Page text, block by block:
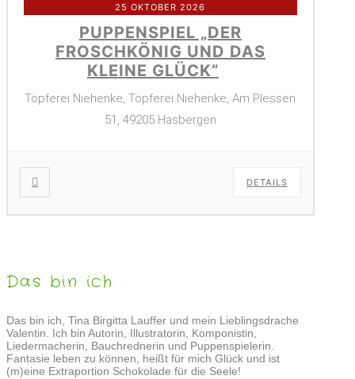
25 OKTOBER 2026
PUPPENSPIEL „DER
FROSCHKÖNIG UND DAS
KLEINE GLÜCK“
Töpferei Niehenke, Töpferei Niehenke, Am Plessen
51, 49205 Hasbergen
DETAILS
Das bin ich
Das bin ich, Tina Birgitta Lauffer und mein Lieblingsdrache
Valentin. Ich bin Autorin, Illustratorin, Komponistin,
Liedermacherin, Bauchrednerin und Puppenspielerin.
Fantasie leben zu können, heißt für mich Glück und ist
(m)eine Extraportion Schokolade für die Seele!